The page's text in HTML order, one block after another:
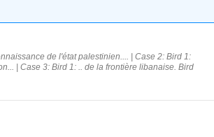
de l'état palestinien.... | Case 2: Bird 1:
| Case 3: Bird 1: .. de la frontière libanaise. Bird